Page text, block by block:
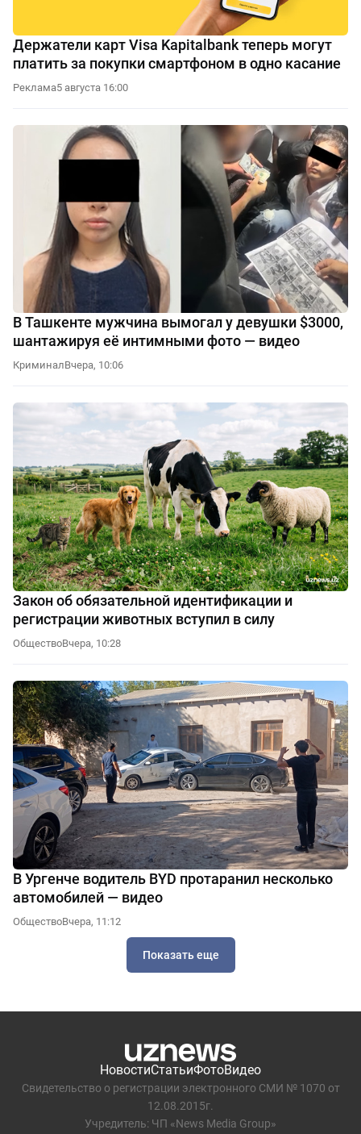
Держатели карт Visa Kapitalbank теперь могут
платить за покупки смартфоном в одно касание
Реклама5 августа 16:00
В Ташкенте мужчина вымогал у девушки $3000,
шантажируя её интимными фото — видео
КриминалВчера, 10:06
Закон об обязательной идентификации и
регистрации животных вступил в силу
ОбществоВчера, 10:28
В Ургенче водитель BYD протаранил несколько
автомобилей — видео
ОбществоВчера, 11:12
Показать еще
НовостиСтатьиФотоВидео
Свидетельство о регистрации электронного СМИ № 1070 от
12.08.2015г.
Учредитель: ЧП «News Media Group»